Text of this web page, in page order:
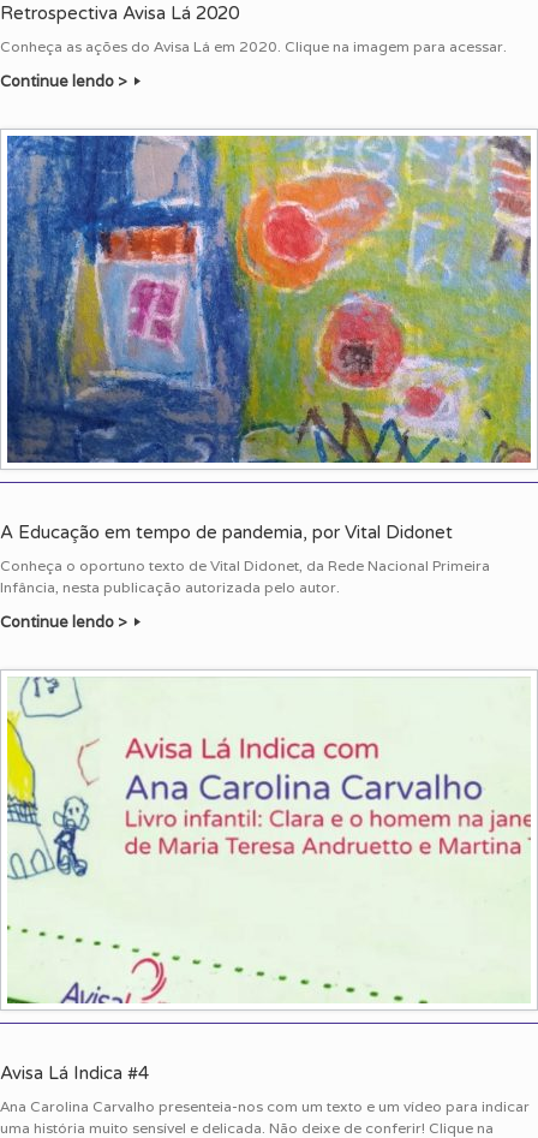
Retrospectiva Avisa Lá 2020
Conheça as ações do Avisa Lá em 2020. Clique na imagem para acessar.
Continue lendo >
A Educação em tempo de pandemia, por Vital Didonet
Conheça o oportuno texto de Vital Didonet, da Rede Nacional Primeira
Infância, nesta publicação autorizada pelo autor.
Continue lendo >
Avisa Lá Indica #4
Ana Carolina Carvalho presenteia-nos com um texto e um vídeo para indicar
uma história muito sensível e delicada. Não deixe de conferir! Clique na